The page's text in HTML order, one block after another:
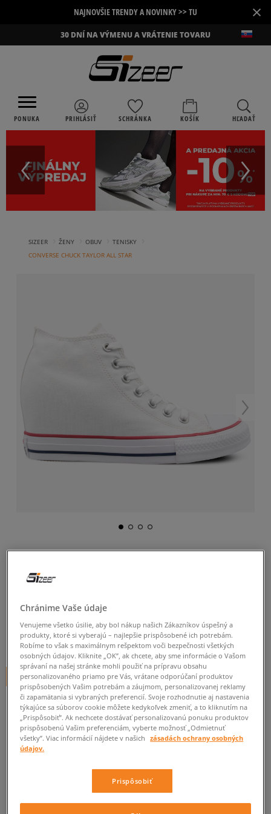
NAJNOVŠIE TRENDY A NOVINKY >> TU ×
30 DNÍ NA VÝMENU A VRÁTENIE TOVARU
PONUKA PRIHLÁSIŤ SCHRÁNKA KOŠÍK HĽADAŤ
SIZEER ŽENY OBUV TENISKY
CONVERSE CHUCK TAYLOR ALL STAR
STAR
30€cena s DPH
+ 30 BODOV VSIZEERCLUBE
Informujte ma o dostupnosti
Ak bude položka opäť dostupná, dostanete od nás oznámenie.
Veľkosti EU Veľkosti US
Chránime Vaše údaje
Venujeme všetko úsilie, aby bol nákup našich Zákazníkov úspešný a
produkty, ktoré si vyberajú – najlepšie prispôsobené ich potrebám.
Robíme to však s maximálnym rešpektom voči bezpečnosti všetkých
osobných údajov. Kliknite „OK”, ak chcete, aby sme informácie o Vašom
správaní na našej stránke mohli použiť na prípravu obsahu
personalizovaného priamo pre Vás, vrátane odporúčaní produktov
prispôsobených Vašim potrebám a záujmom, personalizovanej reklamy
či zapamätania si vybraných preferencií. Svoje rozhodnutie aj nastavenia
týkajúce sa súborov cookie môžete kedykoľvek zmeniť, a to kliknutím na
„Prispôsobiť”. Ak nechcete dostávať personalizovanú ponuku produktov
prispôsobenú Vašim preferenciám, vyberte možnosť „Odmietnuť
všetky”. Viac informácií nájdete v našich
zásadách ochrany osobných
údajov.
Prispôsobiť